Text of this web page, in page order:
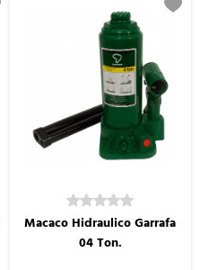
Macaco Hidraulico Garrafa
04 Ton.